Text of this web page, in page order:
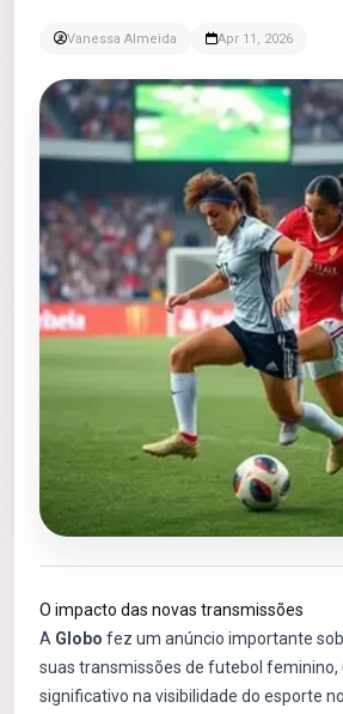
Vanessa Almeida Apr 11, 2026
O impacto das novas transmissões
A Globo fez um anúncio importante
suas transmissões de futebol feminino,
significativo na visibilidade do esporte